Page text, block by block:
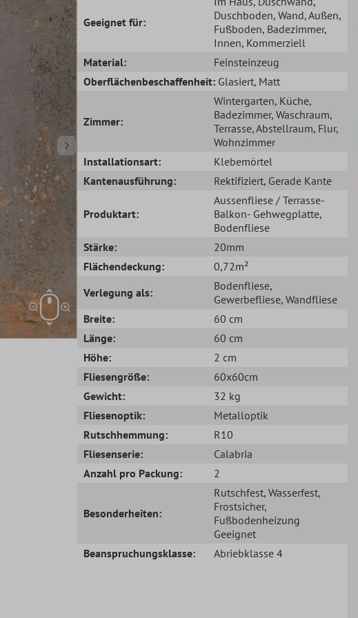
Geeignet für:
Duschboden, Wand, Außen,
Fußboden, Badezimmer,
Innen, Kommerziell
Material:
Feinsteinzeug
Oberflächenbeschaffenheit: Glasiert, Matt
Zimmer:
Wintergarten, Küche,
Badezimmer, Waschraum,
Terrasse, Abstellraum, Flur,
Wohnzimmer
Installationsart:
Klebemörtel
Kantenausführung:
Rektifiziert, Gerade Kante
Produktart:
Aussenfliese / Terrasse-
Balkon- Gehwegplatte,
Bodenfliese
Stärke:
20mm
Flächendeckung:
0,72m²
Verlegung als:
Bodenfliese,
Gewerbefliese, Wandfliese
Breite:
60 cm
Länge:
60 cm
Höhe:
2 cm
Fliesengröße:
60x60cm
Gewicht:
32 kg
Fliesenoptik:
Metalloptik
Rutschhemmung:
R10
Fliesenserie:
Calabria
Anzahl pro Packung:
2
Besonderheiten:
Rutschfest, Wasserfest,
Frostsicher,
Fußbodenheizung
Geeignet
Beanspruchungsklasse:
Abriebklasse 4